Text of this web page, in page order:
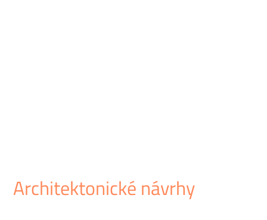
Architektonické návrhy